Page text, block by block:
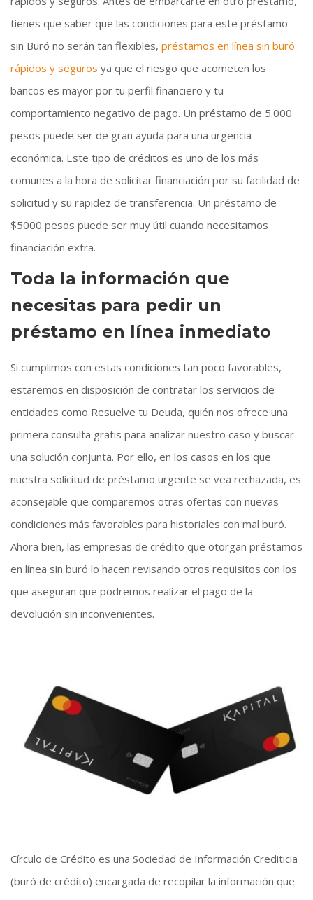
tienes que saber que las condiciones para este préstamo
sin Buró no serán tan flexibles, préstamos en línea sin buró
rápidos y seguros ya que el riesgo que acometen los
bancos es mayor por tu perfil financiero y tu
comportamiento negativo de pago. Un préstamo de 5.000
pesos puede ser de gran ayuda para una urgencia
económica. Este tipo de créditos es uno de los más
comunes a la hora de solicitar financiación por su facilidad de
solicitud y su rapidez de transferencia. Un préstamo de
$5000 pesos puede ser muy útil cuando necesitamos
financiación extra.
Toda la información que
necesitas para pedir un
préstamo en línea inmediato
Si cumplimos con estas condiciones tan poco favorables,
estaremos en disposición de contratar los servicios de
entidades como Resuelve tu Deuda, quién nos ofrece una
primera consulta gratis para analizar nuestro caso y buscar
una solución conjunta. Por ello, en los casos en los que
nuestra solicitud de préstamo urgente se vea rechazada, es
aconsejable que comparemos otras ofertas con nuevas
condiciones más favorables para historiales con mal buró.
Ahora bien, las empresas de crédito que otorgan préstamos
en línea sin buró lo hacen revisando otros requisitos con los
que aseguran que podremos realizar el pago de la
devolución sin inconvenientes.
Círculo de Crédito es una Sociedad de Información Crediticia
(buró de crédito) encargada de recopilar la información que